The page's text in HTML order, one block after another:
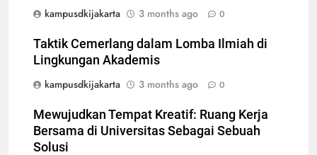
kampusdkijakarta 3 months ago 0
Taktik Cemerlang dalam Lomba Ilmiah di
Lingkungan Akademis
kampusdkijakarta
3 months ago 0
Mewujudkan Tempat Kreatif: Ruang Kerja
Bersama di Universitas Sebagai Sebuah
Solusi